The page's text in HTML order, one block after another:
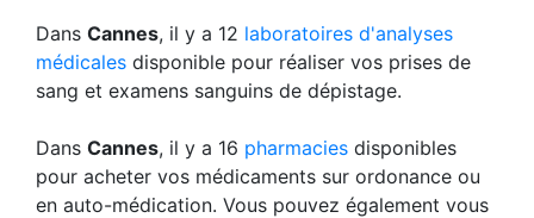
Dans Cannes, il y a 12 laboratoires d'analyses
médicales disponible pour réaliser vos prises de
sang et examens sanguins de dépistage.
Dans Cannes, il y a 16 pharmacies disponibles
pour acheter vos médicaments sur ordonance ou
en auto-médication. Vous pouvez également vous